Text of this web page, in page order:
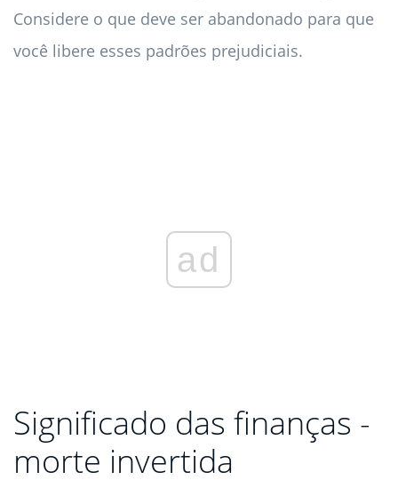
Considere o que deve ser abandonado para que
você libere esses padrões prejudiciais.
ad
Significado das finanças -
morte invertida